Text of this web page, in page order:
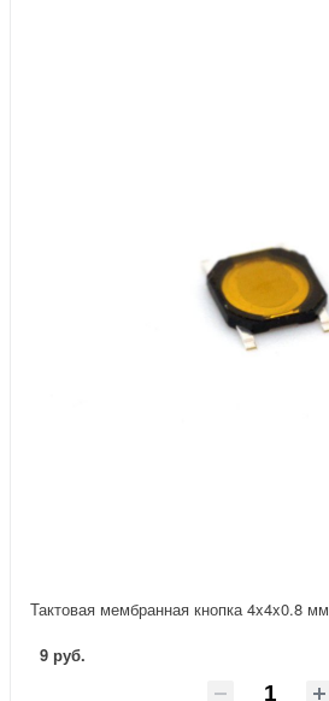
Тактовая мембранная кнопка 4x4x0.8 мм
9 руб.